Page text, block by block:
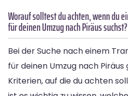
Worauf solltest du achten, wenn du
für deinen Umzug nach Piräus suchst?
Bei der Suche nach einem
für deinen Umzug nach
Kriterien, auf die du achten